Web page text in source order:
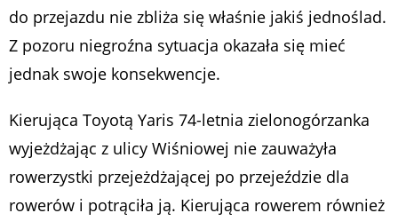
do przejazdu nie zbliża się właśnie jakiś jednoślad.
Z pozoru niegroźna sytuacja okazała się mieć
jednak swoje konsekwencje.
Kierująca Toyotą Yaris 74-letnia zielonogórzanka
wyjeżdżając z ulicy Wiśniowej nie zauważyła
rowerzystki przejeżdżającej po przejeździe dla
rowerów i potrąciła ją. Kierująca rowerem również